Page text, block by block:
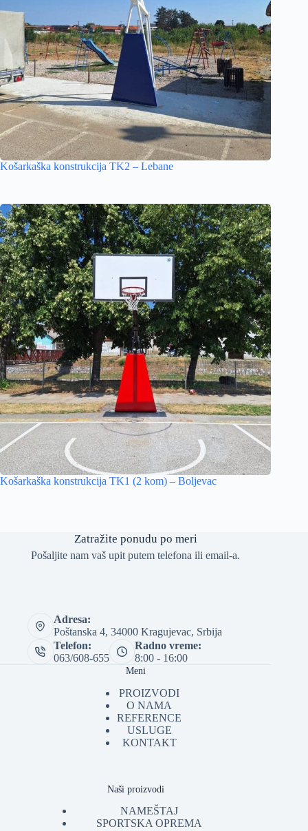
Košarkaška konstrukcija TK2 – Lebane
Košarkaška konstrukcija TK1 (2 kom) – Boljevac
Zatražite ponudu po meri
Pošaljite nam vaš upit putem telefona ili email-a.
Adresa:
Poštanska 4, 34000 Kragujevac, Srbija
Telefon:
063/608-655
Radno vreme:
8:00 - 16:00
Meni
PROIZVODI
O NAMA
REFERENCE
USLUGE
KONTAKT
Naši proizvodi
NAMEŠTAJ
SPORTSKA OPREMA